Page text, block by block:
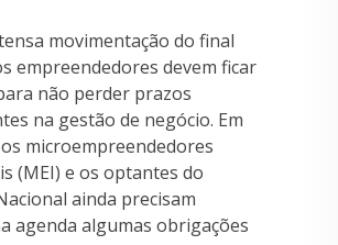
movimentação do final
empreendedores devem ficar
não perder prazos
na gestão de negócio. Em
microempreendedores
(MEI) e os optantes do
ainda precisam
agenda algumas obrigações